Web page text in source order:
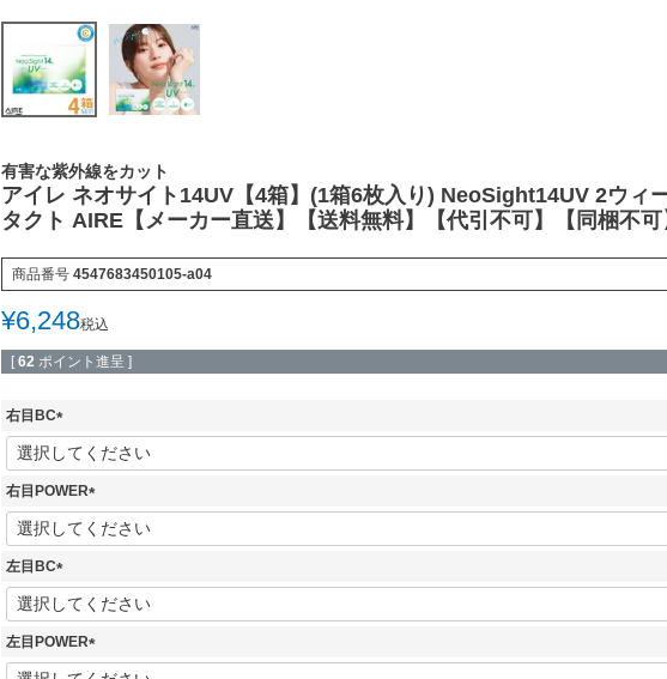
有害な紫外線をカット
アイレ ネオサイト14UV【4箱】(1箱6枚入り) NeoSight14UV 2ウィ
タクト AIRE【メーカー直送】【送料無料】【代引不可】【同梱不可
商品番号 4547683450105-a04
¥6,248税込
[ 62 ポイント進呈 ]
右目BC
(
必
須
右目POWER
(
必
左目BC
(
必
須
左目POWER
(